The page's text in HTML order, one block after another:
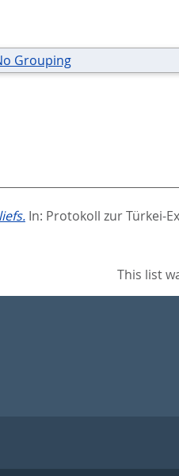
Grouping
In: Protokoll zur Türkei-
This list